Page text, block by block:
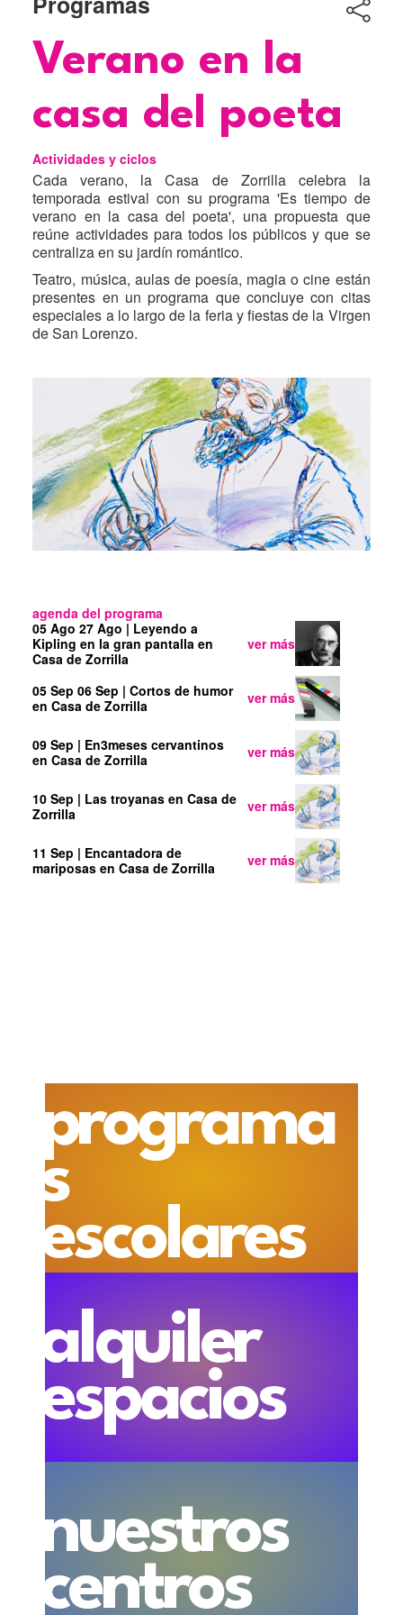
Título
Verano en la
casa del poeta
Actividades y ciclos
Cada verano, la Casa de Zorrilla celebra la
temporada estival con su programa 'Es tiempo de
verano en la casa del poeta', una propuesta que
reúne actividades para todos los públicos y que se
centraliza en su jardín romántico.
Teatro, música, aulas de poesía, magia o cine están
presentes en un programa que concluye con citas
especiales a lo largo de la feria y fiestas de la Virgen
de San Lorenzo.
agenda del programa
05 Ago 27 Ago | Leyendo a
Kipling en la gran pantalla en
Casa de Zorrilla
ver más
05 Sep 06 Sep | Cortos de humor
en Casa de Zorrilla
ver más
09 Sep | En3meses cervantinos
en Casa de Zorrilla
ver más
10 Sep | Las troyanas en Casa de
Zorrilla
ver más
11 Sep | Encantadora de
mariposas en Casa de Zorrilla ver más
programa
s
escolares
alquiler
espacios
nuestros
centros